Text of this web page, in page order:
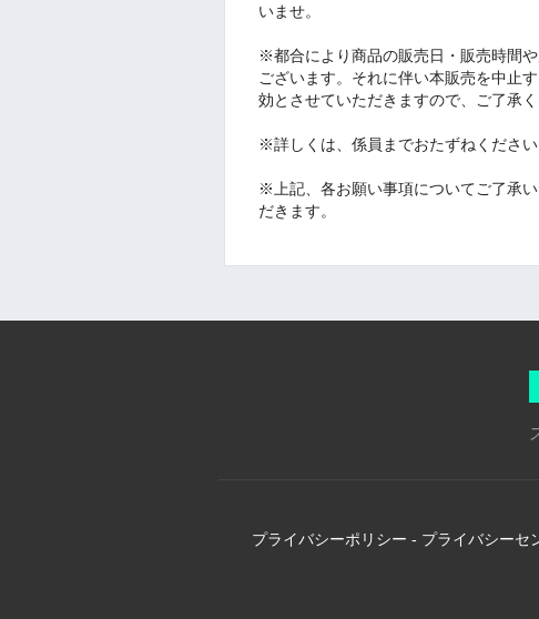
いませ。
※都合により商品の販売日・販売時間
ございます。それに伴い本販売を中止
効とさせていただきますので、ご了承く
※詳しくは、係員までおたずねください
※上記、各お願い事項についてご了承
だきます。
プライバシーポリシー - プライバシーセ